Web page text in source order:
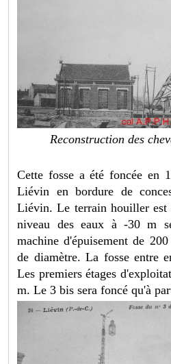
Reconstruction des
Cette fosse a été foncée en
Liévin en bordure de
Liévin. Le terrain houiller
niveau des eaux à -30 m
machine d'épuisement de
de diamètre. La fosse entre
Les premiers étages
m. Le 3 bis sera foncé qu'à